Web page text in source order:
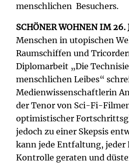
menschlichen Besuchers.
SCHÖNER WOHNEN IM 26.
Menschen in utopischen
Raumschiffen und
Diplomarbeit „Die
menschlichen Leibes“
Medienwissenschaftlerin
der Tenor von Sci-Fi-
optimistischer
jedoch zu einer Skepsis
kann jede Entfaltung,
Kontrolle geraten und